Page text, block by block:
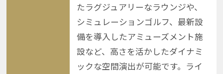
たラグジュアリーなラウンジや、
シミュレーションゴルフ、最新設
備を導入したアミューズメント施
設など、高さを活かしたダイナミ
ックな空間演出が可能です。ライ